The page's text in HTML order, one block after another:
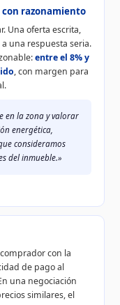
razonamiento
Una oferta escrita,
una respuesta seria.
entre el 8% y
, con margen para
en la zona y valorar
energética,
consideramos
del inmueble.»
con la
de pago al
una negociación
similares, el